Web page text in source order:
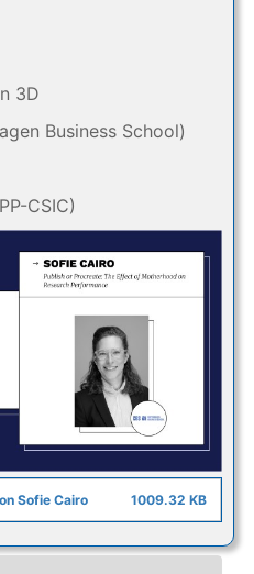
3D
Business School)
CSIC)
Sofie Cairo 1009.32 KB